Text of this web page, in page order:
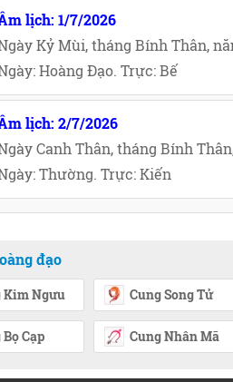
lịch: 1/7/2026
Kỷ Mùi, tháng Bính Thân,
Hoàng Đạo. Trực: Bế
lịch: 2/7/2026
Canh Thân, tháng Bính
Thường. Trực: Kiến
đạo
Kim Ngưu Cung Song Tử
Cạp Cung Nhân Mã